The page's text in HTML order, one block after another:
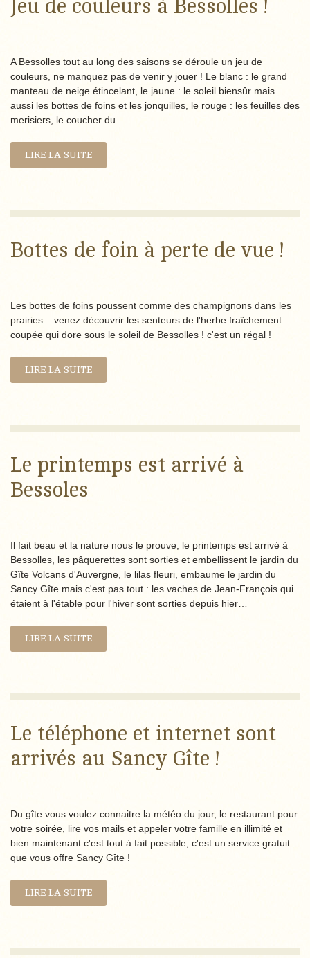
Jeu de couleurs à Bessolles !
A Bessolles tout au long des saisons se déroule un jeu de
couleurs, ne manquez pas de venir y jouer ! Le blanc : le grand
manteau de neige étincelant, le jaune : le soleil biensûr mais
aussi les bottes de foins et les jonquilles, le rouge : les feuilles des
merisiers, le coucher du…
LIRE LA SUITE
Bottes de foin à perte de vue !
Les bottes de foins poussent comme des champignons dans les
prairies... venez découvrir les senteurs de l'herbe fraîchement
coupée qui dore sous le soleil de Bessolles ! c'est un régal !
LIRE LA SUITE
Le printemps est arrivé à
Bessoles
Il fait beau et la nature nous le prouve, le printemps est arrivé à
Bessolles, les pâquerettes sont sorties et embellissent le jardin du
Gîte Volcans d'Auvergne, le lilas fleuri, embaume le jardin du
Sancy Gîte mais c'est pas tout : les vaches de Jean-François qui
étaient à l'étable pour l'hiver sont sorties depuis hier…
LIRE LA SUITE
Le téléphone et internet sont
arrivés au Sancy Gîte !
Du gîte vous voulez connaitre la météo du jour, le restaurant pour
votre soirée, lire vos mails et appeler votre famille en illimité et
bien maintenant c'est tout à fait possible, c'est un service gratuit
que vous offre Sancy Gîte !
LIRE LA SUITE